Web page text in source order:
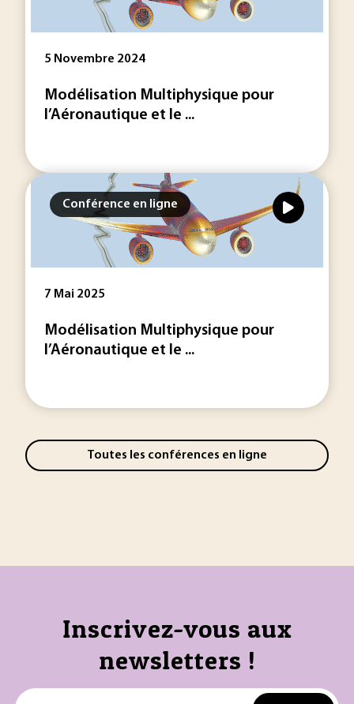
5 Novembre 2024
Modélisation Multiphysique pour
l’Aéronautique et le ...
Conférence en ligne
7 Mai 2025
Modélisation Multiphysique pour
l’Aéronautique et le ...
Toutes les conférences en ligne
Inscrivez-vous aux
newsletters !